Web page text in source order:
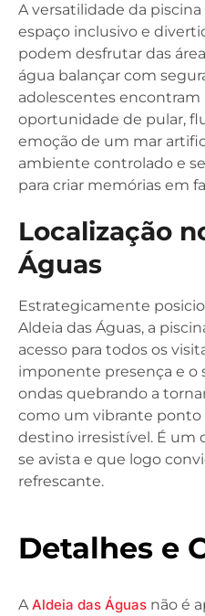
A versatilidade da
espaço inclusivo e
podem desfrutar das
água balançar com
adolescentes encontram
oportunidade de pular,
emoção de um mar
ambiente controlado e
para criar memórias em
Localização
Águas
Estrategicamente
Aldeia das Águas, a
acesso para todos os
imponente presença e o
ondas quebrando a
como um vibrante ponto
destino irresistível. É um
se avista e que logo
refrescante.
Detalhes e
AAldeia das Águas não é